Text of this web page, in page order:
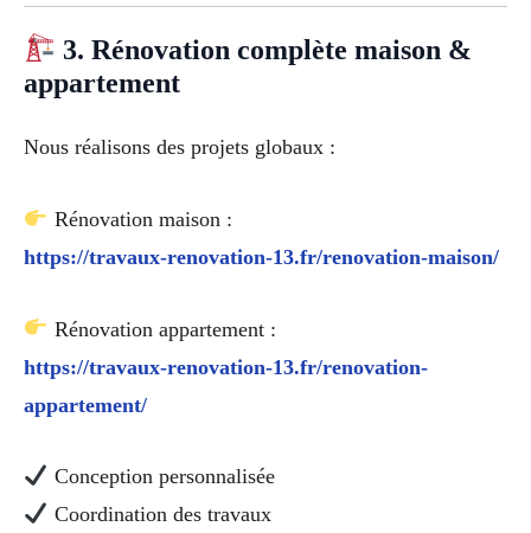
3. Rénovation complète maison &
appartement
Nous réalisons des projets globaux :
Rénovation maison :
https://travaux-renovation-13.fr/renovation-maison/
Rénovation appartement :
https://travaux-renovation-13.fr/renovation-
appartement/
Conception personnalisée
Coordination des travaux